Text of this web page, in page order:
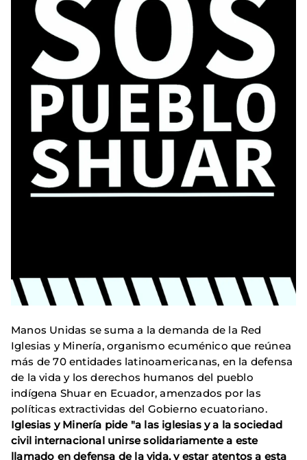
Manos Unidas se suma a la demanda de la Red
Iglesias y Minería, organismo ecuménico que reúnea
más de 70 entidades latinoamericanas, en la defensa
de la vida y los derechos humanos del pueblo
indígena Shuar en Ecuador, amenzados por las
políticas extractividas del Gobierno ecuatoriano.
Iglesias y Minería pide "a las iglesias y a la sociedad
civil internacional unirse solidariamente a este
llamado en defensa de la vida, y estar atentos a esta